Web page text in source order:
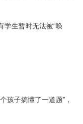
学生暂时无法被“唤
孩子搞懂了一道题”，